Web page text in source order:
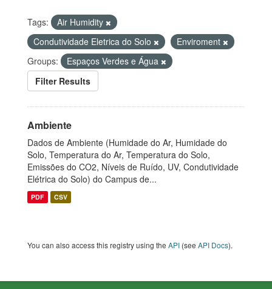
Tags:
Air Humidity
Condutividade Eletrica do Solo
Enviroment
Groups:
Espaços Verdes e Água
Filter Results
Ambiente
Dados de Ambiente (Humidade do Ar, Humidade do
Solo, Temperatura do Ar, Temperatura do Solo,
Emissões do CO2, Níveis de Ruído, UV, Condutividade
Elétrica do Solo) do Campus de...
PDF CSV
You can also access this registry using the API (see API Docs).